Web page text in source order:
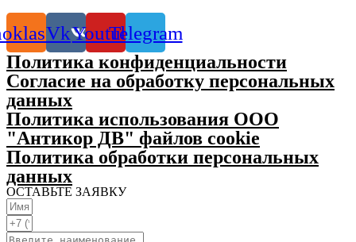
VkYoutubeTelegram
Политика конфиденциальности
Согласие на обработку персональных
данных
Политика использования ООО
"Антикор ДВ" файлов cookie
Политика обработки персональных
данных
ОСТАВЬТЕ ЗАЯВКУ